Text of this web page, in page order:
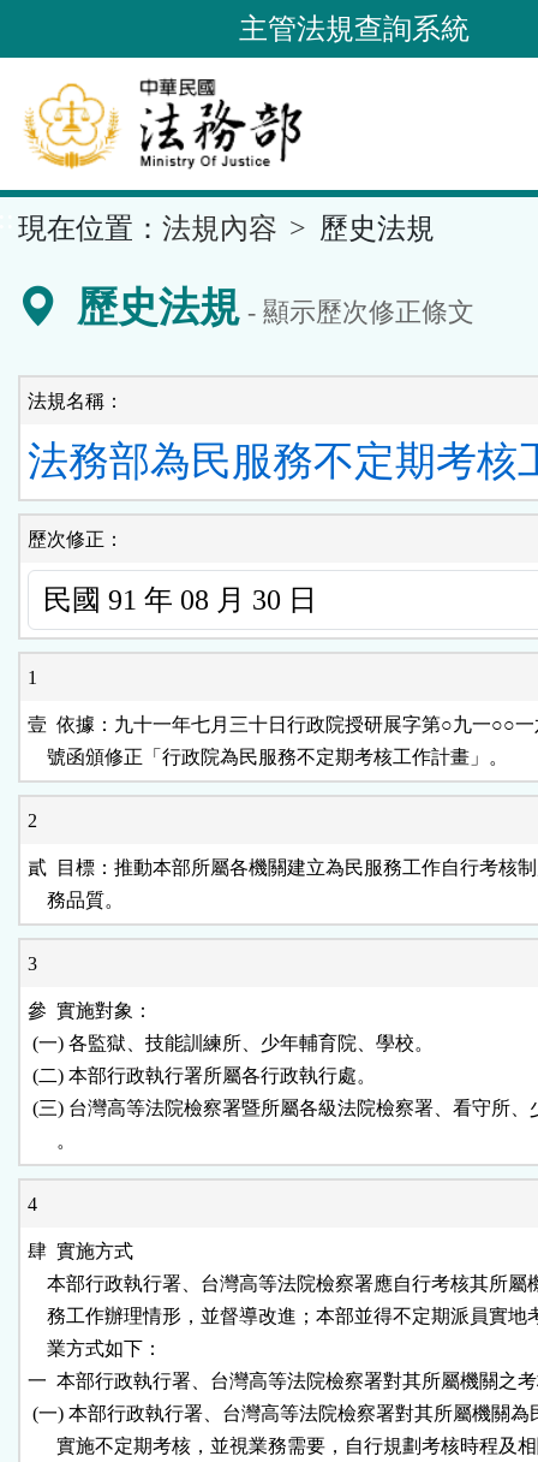
到
要
內
容
區
主管法規查詢系統
現在位置： 法規內容 歷史法規
歷史法規 - 顯示歷次修正條文
法規名稱：
法務部為民服務不定期考核
歷次修正：
1
壹  依據：九十一年七月三十日行政院授研展字第○九一○○
    號函頒修正「行政院為民服務不定期考核工作計畫」。
2
貳  目標：推動本部所屬各機關建立為民服務工作自行考核
    務品質。
3
參  實施對象：
(一) 各監獄、技能訓練所、少年輔育院、學校。
(二) 本部行政執行署所屬各行政執行處。
(三) 台灣高等法院檢察署暨所屬各級法院檢察署、看守所、
      。
4
肆  實施方式
本部行政執行署、台灣高等法院檢察署應自行考核其所屬
務工作辦理情形，並督導改進；本部並得不定期派員實地
    業方式如下：
一  本部行政執行署、台灣高等法院檢察署對其所屬機關之
(一) 本部行政執行署、台灣高等法院檢察署對其所屬機關為
實施不定期考核，並視業務需要，自行規劃考核時程及